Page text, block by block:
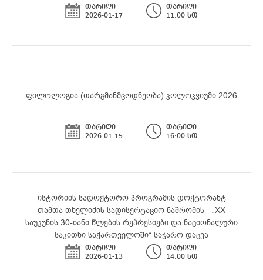
თარიღი
2026-01-17
თარიღი
11:00 სთ
ფილოლოგია (თარგმანმცოდნეობა) კოლოკვიუმი 2026
თარიღი
2026-01-15
თარიღი
16:00 სთ
ისტორიის სადოქტორო პროგრამის დოქტორანტ
თამთა თხელიძის სადისერტაციო ნაშრომის - „XX
საუკუნის 30-იანი წლების რეპრესიები და ნაციონალური
საკითხი საქართველოში“ საჯარო დაცვა
თარიღი
2026-01-13
თარიღი
14:00 სთ